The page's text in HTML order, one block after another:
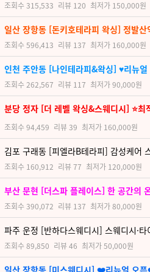
최저가 150,000원
리뷰 120
조회수315,533
최저가 160,000원
리뷰 137
조회수596,413
최저가90,000원
리뷰 117
조회수262,567
최저가 160,000원
리뷰39
조회수94,459
최저가 120,000원
리뷰77
조회수 160,912
최저가80,000원
리뷰 137
조회수390,072
최저가50,000원
리뷰46
조회수89,850